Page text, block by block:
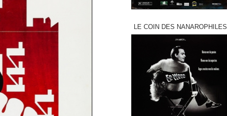
LE COIN DES NANAROPHILES